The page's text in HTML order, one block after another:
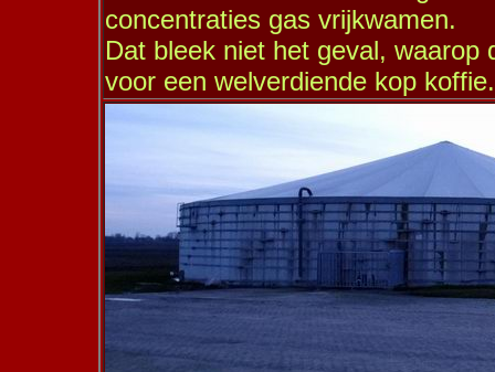
concentraties gas vrijkwamen.
Dat bleek niet het geval, waarop
voor een welverdiende kop koffie.